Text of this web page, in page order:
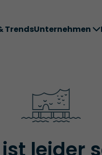
TrendsUnternehmen